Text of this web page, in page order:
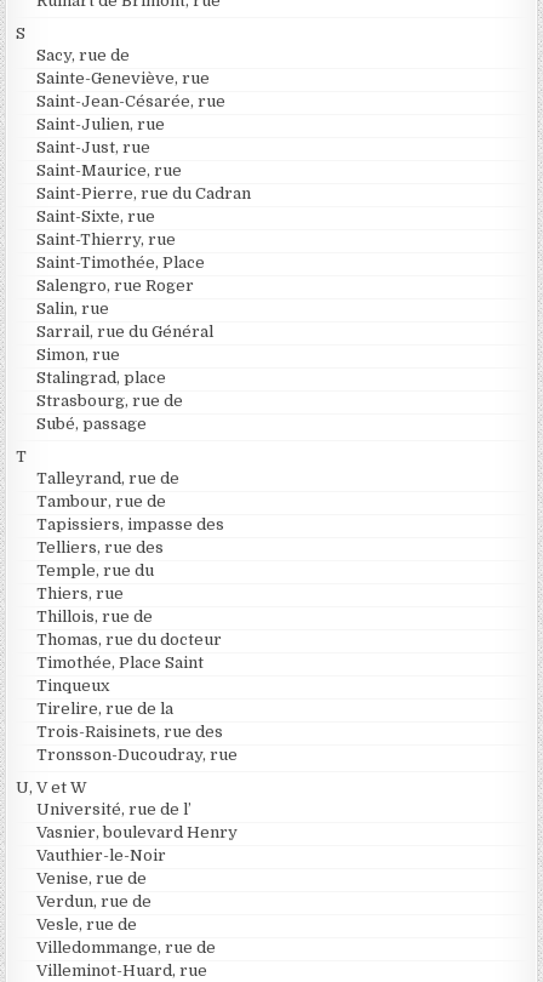
S
Sacy, rue de
Sainte-Geneviève, rue
Saint-Jean-Césarée, rue
Saint-Julien, rue
Saint-Just, rue
Saint-Maurice, rue
Saint-Pierre, rue du Cadran
Saint-Sixte, rue
Saint-Thierry, rue
Saint-Timothée, Place
Salengro, rue Roger
Salin, rue
Sarrail, rue du Général
Simon, rue
Stalingrad, place
Strasbourg, rue de
Subé, passage
T
Talleyrand, rue de
Tambour, rue de
Tapissiers, impasse des
Telliers, rue des
Temple, rue du
Thiers, rue
Thillois, rue de
Thomas, rue du docteur
Timothée, Place Saint
Tinqueux
Tirelire, rue de la
Trois-Raisinets, rue des
Tronsson-Ducoudray, rue
U, V et W
Université, rue de l’
Vasnier, boulevard Henry
Vauthier-le-Noir
Venise, rue de
Verdun, rue de
Vesle, rue de
Villedommange, rue de
Villeminot-Huard, rue